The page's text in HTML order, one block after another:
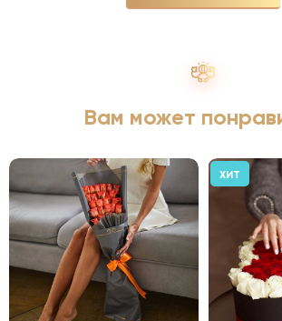
Вам может
ХИТ